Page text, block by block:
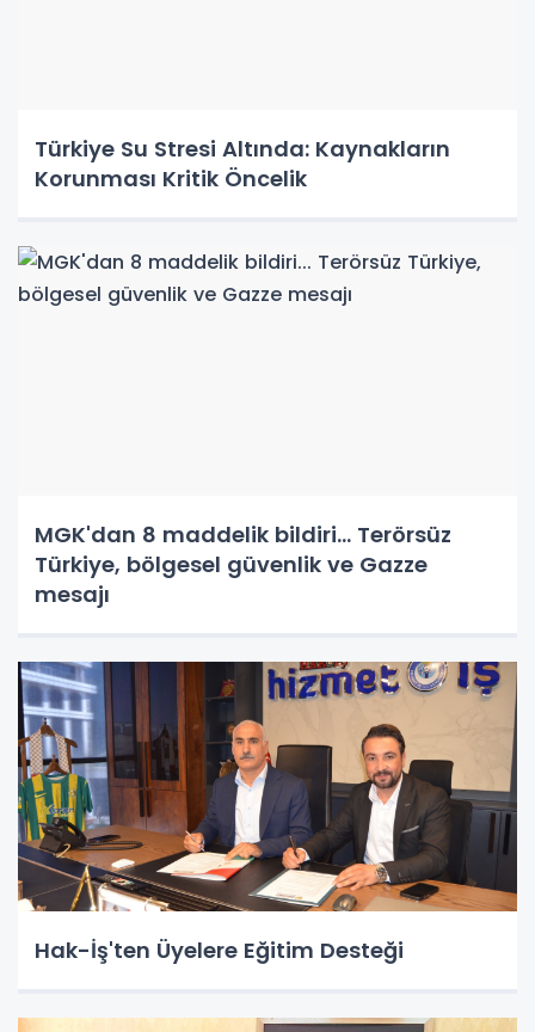
Türkiye Su Stresi Altında: Kaynakların
Korunması Kritik Öncelik
MGK'dan 8 maddelik bildiri... Terörsüz
Türkiye, bölgesel güvenlik ve Gazze
mesajı
Hak-İş'ten Üyelere Eğitim Desteği